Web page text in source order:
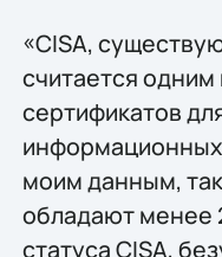
«CISA,
считается
сертификатов
моим данным,
обладают менее
статуса CISA,